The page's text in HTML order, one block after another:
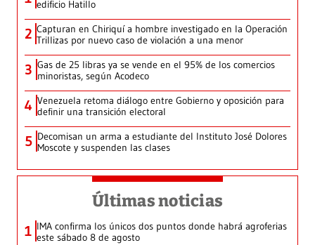
edificio Hatillo
2 Capturan en Chiriquí a hombre investigado en la Operación
Trillizas por nuevo caso de violación a una menor
3 Gas de 25 libras ya se vende en el 95% de los comercios
minoristas, según Acodeco
4 Venezuela retoma diálogo entre Gobierno y oposición para
definir una transición electoral
5 Decomisan un arma a estudiante del Instituto José Dolores
Moscote y suspenden las clases
Últimas noticias
1 IMA confirma los únicos dos puntos donde habrá agroferias
este sábado 8 de agosto